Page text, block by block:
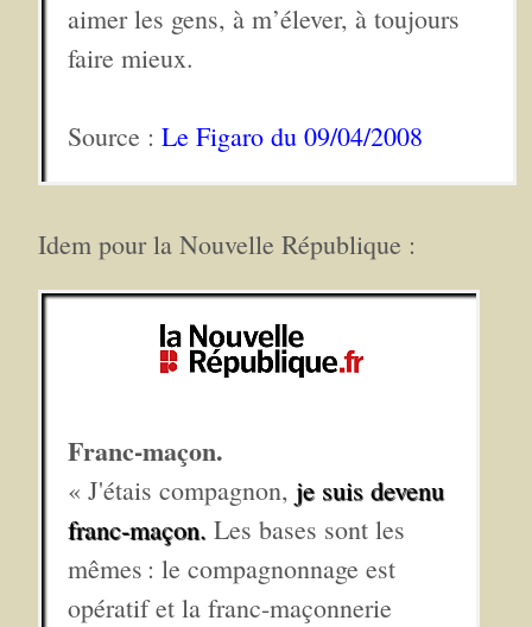
aimer les gens, à m’élever, à toujours
faire mieux.
Source : Le Figaro du 09/04/2008
Idem pour la Nouvelle République :
Franc-maçon.
« J'étais compagnon, je suis devenu
franc-maçon. Les bases sont les
mêmes : le compagnonnage est
opératif et la franc-maçonnerie